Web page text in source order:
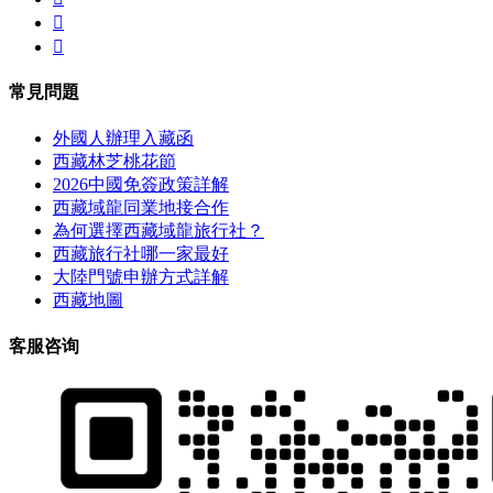


常見問題
外國人辦理入藏函
西藏林芝桃花節
2026中國免簽政策詳解
西藏域龍同業地接合作
為何選擇西藏域龍旅行社？
西藏旅行社哪一家最好
大陸門號申辦方式詳解
西藏地圖
客服咨询